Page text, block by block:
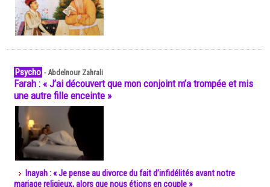
Psycho -Abdelnour Zahrali
Farah : « J’ai découvert que mon conjoint m’a trompée et mis
une autre fille enceinte »
Inayah : « Je pense au divorce du fait d’infidélités avant notre
mariage religieux, alors que nous étions en couple »